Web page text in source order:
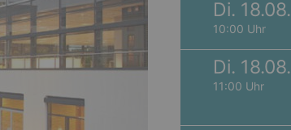
Di. 18.08.
10:00 Uhr
Di. 18.08.
11:00 Uhr